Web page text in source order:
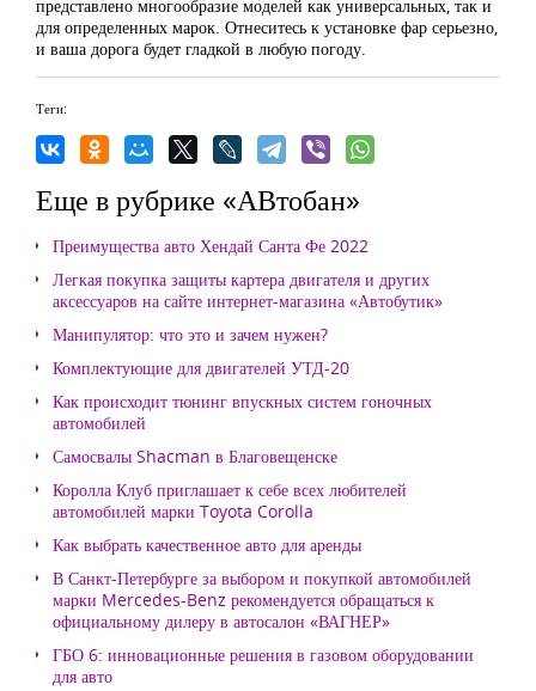
представлено многообразие моделей как универсальных, так и
для определенных марок. Отнеситесь к установке фар серьезно,
и ваша дорога будет гладкой в любую погоду.
Теги:
Еще в рубрике «АВтобан»
Преимущества авто Хендай Санта Фе 2022
Легкая покупка защиты картера двигателя и других
аксессуаров на сайте интернет-магазина «Автобутик»
Манипулятор: что это и зачем нужен?
Комплектующие для двигателей УТД-20
Как происходит тюнинг впускных систем гоночных
автомобилей
Самосвалы Shacman в Благовещенске
Королла Клуб приглашает к себе всех любителей
автомобилей марки Toyota Corolla
Как выбрать качественное авто для аренды
В Санкт-Петербурге за выбором и покупкой автомобилей
марки Mercedes-Benz рекомендуется обращаться к
официальному дилеру в автосалон «ВАГНЕР»
ГБО 6: инновационные решения в газовом оборудовании
для авто